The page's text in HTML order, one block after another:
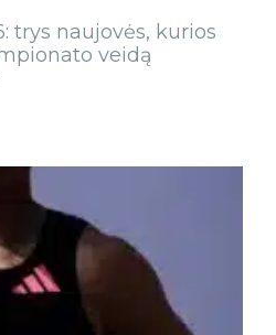
trys naujovės, kurios
veidą